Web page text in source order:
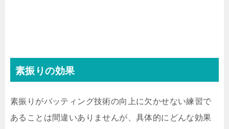
素振りの効果
素振りがバッティング技術の向上に欠かせない練習で
あることは間違いありませんが、具体的にどんな効果